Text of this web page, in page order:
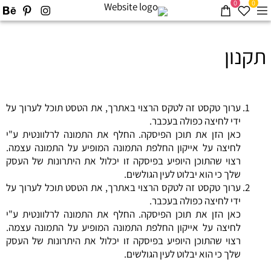
0
0
תקנון
ערוך טקסט זה לטקס הרצוי באתרך, את הטסט תוכל לערוך על
ידי לחיצה כפולה בעכבר.
כאן הזן את תוכן הפיסקה. החלף את התמונה לרלוונטית ע"י
לחיצה על אייקון החלפת התמונה המופיע על התמונה עצמה.
רצוי שהתוכן היופיע בפיסקה זו יכלול את היתרונות של העסק
שלך כי הוא יבלוט לעין הגולשים.
ערוך טקסט זה לטקס הרצוי באתרך, את הטסט תוכל לערוך על
ידי לחיצה כפולה בעכבר.
כאן הזן את תוכן הפיסקה. החלף את התמונה לרלוונטית ע"י
לחיצה על אייקון החלפת התמונה המופיע על התמונה עצמה.
רצוי שהתוכן היופיע בפיסקה זו יכלול את היתרונות של העסק
שלך כי הוא יבלוט לעין הגולשים.